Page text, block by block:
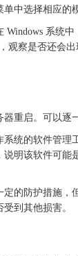
中选择相应的
Windows 系统
观察是否还
重启。可以
统的软件管理
明该软件可
定的防护措施，
到其他损害。